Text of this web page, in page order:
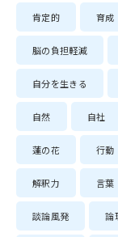
肯定的 育成
脳の負担軽減
自分を生きる
自然 自社
蓮の花 行動
解釈力 言葉
談論風発 論